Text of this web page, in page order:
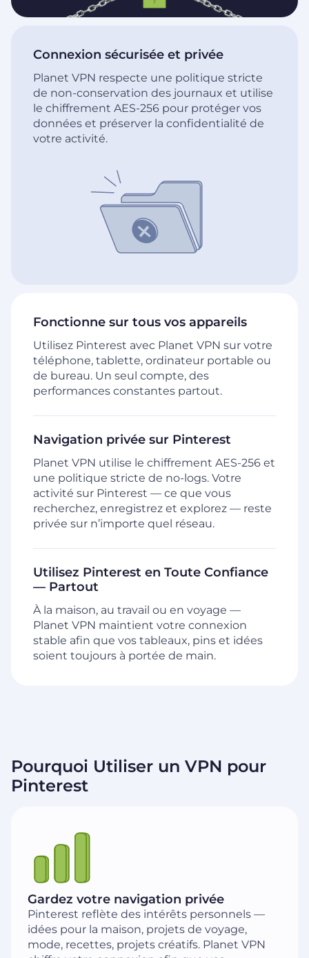
Fonctionne sur tous vos appareils
Utilisez Pinterest avec Planet VPN sur votre
téléphone, tablette, ordinateur portable ou
de bureau. Un seul compte, des
performances constantes partout.
Navigation privée sur Pinterest
Planet VPN utilise le chiffrement AES-256 et
une politique stricte de no-logs. Votre
activité sur Pinterest — ce que vous
recherchez, enregistrez et explorez — reste
privée sur n’importe quel réseau.
Utilisez Pinterest en Toute Confiance
— Partout
À la maison, au travail ou en voyage —
Planet VPN maintient votre connexion
stable afin que vos tableaux, pins et idées
soient toujours à portée de main.
Connexion sécurisée et privée
Planet VPN respecte une politique stricte
de non-conservation des journaux et utilise
le chiffrement AES-256 pour protéger vos
données et préserver la confidentialité de
votre activité.
Pourquoi Utiliser un VPN pour
Pinterest
Gardez votre navigation privée
Pinterest reflète des intérêts personnels —
idées pour la maison, projets de voyage,
mode, recettes, projets créatifs. Planet VPN